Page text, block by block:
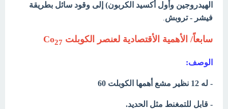
الهيدروجين وأول أكسيد الكربون) إلى وقود سائل بطريقة
فيشر - تروبش
سابعاً/ الأهمية الأقتصادية لعنصر الكوبلت Co 27
الوصف:
- له 12 نظير مشع أهمها الكوبلت 60
- قابل للتمغنط مثل الحديد.